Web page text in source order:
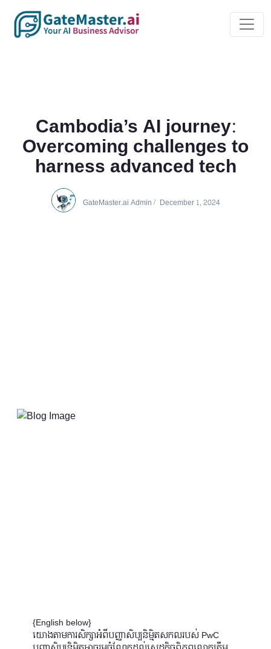
Cambodia’s AI journey:
Overcoming challenges to
harness advanced tech
GateMaster.ai Admin/ December 1, 2024
{English below}
យោងតាមការសិក្សាអំពីបញ្ញាសិប្បនិម្មិតសកលរបស់ PwC